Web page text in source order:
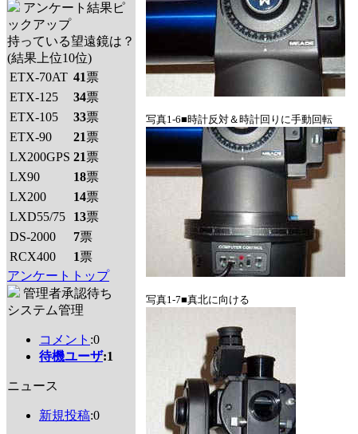
アンケート結果ピ
ックアップ
持っている望遠鏡は？
(結果上位10位)
ETX-70AT 41票
ETX-125
34票
ETX-105
33票
ETX-90
21票
LX200GPS 21票
LX90
18票
LX200
14票
LXD55/75
13票
DS-2000
7票
RCX400
1票
アンケートトップ
管理者承認待ち
システム管理
コメント :0
待機ユーザ:1
ニュース
新規投稿:0
写真1-6■時計反対＆時計回りに手動回転
写真1-7■真北に向ける